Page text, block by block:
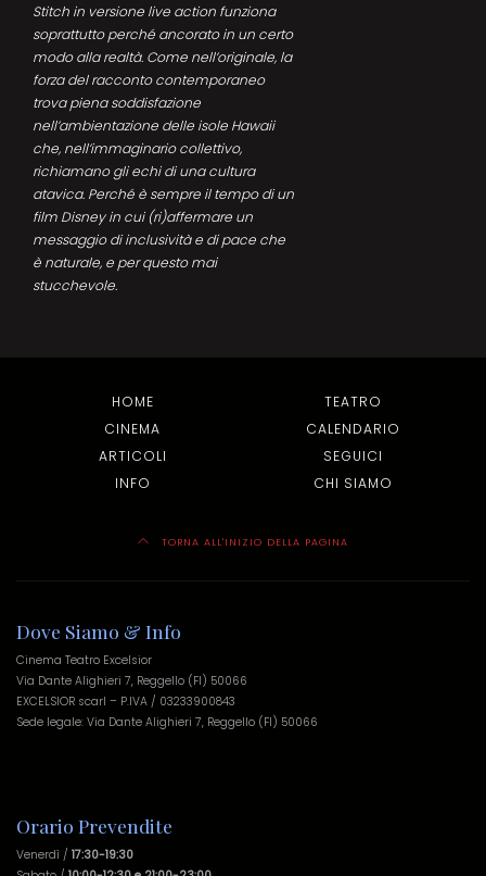
Stitch in versione live action funziona
soprattutto perché ancorato in un certo
modo alla realtà. Come nell’originale, la
forza del racconto contemporaneo
trova piena soddisfazione
nell’ambientazione delle isole Hawaii
che, nell’immaginario collettivo,
richiamano gli echi di una cultura
atavica. Perché è sempre il tempo di un
film Disney in cui (ri)affermare un
messaggio di inclusività e di pace che
è naturale, e per questo mai
stucchevole.
HOME
TEATRO
CINEMA
CALENDARIO
ARTICOLI
SEGUICI
INFO
CHI SIAMO
TORNA ALL'INIZIO DELLA PAGINA
Dove Siamo & Info
Cinema Teatro Excelsior
Via Dante Alighieri 7, Reggello (FI) 50066
EXCELSIOR scarl – P.IVA / 03233900843
Sede legale: Via Dante Alighieri 7, Reggello (FI) 50066
Orario Prevendite
Venerdì / 17:30-19:30